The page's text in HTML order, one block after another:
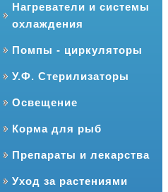
Нагреватели и системы
охлаждения
Помпы - циркуляторы
У.Ф. Стерилизаторы
Освещение
Корма для рыб
Препараты и лекарства
Уход за растениями